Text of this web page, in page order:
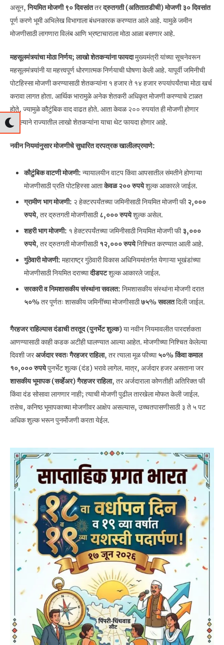
असून,नियमित मोजणी ९० दिवसांततरद्रुतगती (अतितातडीची) मोजणी ३० दिवसांत
पूर्ण करणे भूमी अभिलेख विभागाला बंधनकारक करण्यात आले आहे. यामुळे जमीन
मोजणीसाठी लागणारा विलंब आणि भ्रष्टाचाराला मोठा आळा बसणार आहे.
महसूलमंत्र्यांचा मोठा निर्णय; लाखो शेतकऱ्यांना फायदामुख्यमंत्री यांच्या सूचनेवरून
महसूलमंत्र्यांनी या महत्त्वपूर्ण धोरणात्मक निर्णयाची घोषणा केली आहे. यापूर्वी जमिनीची
पोटहिस्सा मोजणी करण्यासाठी शेतकऱ्यांना १ हजार ते १४ हजार रुपयांपर्यंतचा मोठा खर्च
करावा लागत होता. आर्थिक भारामुळे अनेक शेतकरी अधिकृत मोजणी करण्याचे टाळत
होते, ज्यामुळे कौटुंबिक वाद वाढत होते. आता केवळ २०० रुपयांत ही मोजणी होणार
असल्याने राज्यातील लाखो शेतकऱ्यांना याचा थेट फायदा होणार आहे.
नवीन नियमांनुसार मोजणीचे सुधारित दरपत्रक खालीलप्रमाणे:
कौटुंबिक वाटणी मोजणी: न्यायालयीन वाटप किंवा आपसातील संमतीने होणाऱ्या
मोजणीसाठी प्रति पोटहिस्सा आताकेवळ २०० रुपयेशुल्क आकारले जाईल.
ग्रामीण भाग मोजणी: २ हेक्टरपर्यंतच्या जमिनीसाठी नियमित मोजणी फी२,०००
रुपये, तर द्रुतगती मोजणीसाठी८,००० रुपयेशुल्क असेल.
शहरी भाग मोजणी: १ हेक्टरपर्यंतच्या जमिनीसाठी नियमित मोजणी फी३,०००
रुपये, तर द्रुतगती मोजणीसाठी१२,००० रुपयेनिश्चित करण्यात आली आहे.
गुंठेवारी मोजणी: महाराष्ट्र गुंठेवारी विकास अधिनियमांतर्गत येणाऱ्या भूखंडांच्या
मोजणीसाठी नियमित दराच्यादीडपटशुल्क आकारले जाईल.
सरकारी व निमशासकीय संस्थांना सवलत: निमशासकीय संस्थांना मोजणी दरात
५०%तर पूर्णतः शासकीय जमिनींच्या मोजणीसाठी७५% सवलतदिली जाईल.
गैरहजर राहिल्यास दंडाची तरतूद (पुनर्भेट शुल्क)या नवीन नियमावलीत पारदर्शकता
आणण्यासाठी काही कडक अटीही घालण्यात आल्या आहेत. मोजणीच्या निश्चित केलेल्या
दिवशी जरअर्जदार स्वतः गैरहजर राहिला, तर त्याला मूळ फीच्या५०% किंवा कमाल
१०,००० रुपयेपुनर्भेट शुल्क (दंड) भरावे लागेल. मात्र, अर्जदार हजर असताना जर
शासकीय भूमापक (सर्व्हेअर) गैरहजर राहिला, तर अर्जदाराला कोणतीही अतिरिक्त फी
किंवा दंड सोसावा लागणार नाही; त्याची मोजणी पुढील तारखेला मोफत केली जाईल.
तसेच, कनिष्ठ भूमापकाच्या मोजणीवर आक्षेप असल्यास, उच्चतपासणीसाठी ३ ते ५ पट
अधिक शुल्क भरून पुनर्मोजणी करता येईल.